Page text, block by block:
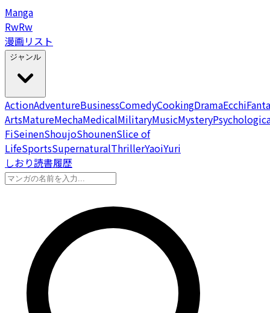
Manga
RwRw
漫画リスト
ジャンル
ActionAdventureBusinessComedyCookingDramaEcchi
ArtsMatureMechaMedicalMilitaryMusicMystery
FiSeinenShoujoShounenSlice of
LifeSportsSupernaturalThrillerYaoiYuri
しおり読書履歴